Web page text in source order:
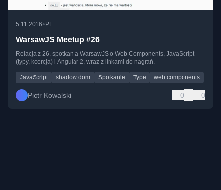
5.11.2016•PL
WarsawJS Meetup #26
Relacja z 26. spotkania WarsawJS o Web Components, JavaScript
(typy, koercja) i Angular 2, wraz z linkami do nagrań.
JavaScript shadow dom Spotkanie Type web components
Piotr Kowalski 0 0